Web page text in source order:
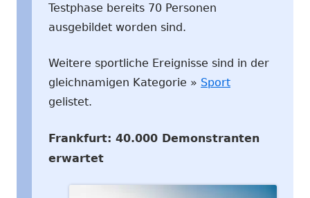
Testphase bereits 70 Personen
ausgebildet worden sind.
Weitere sportliche Ereignisse sind in der
gleichnamigen Kategorie » Sport
gelistet.
Frankfurt: 40.000 Demonstranten
erwartet